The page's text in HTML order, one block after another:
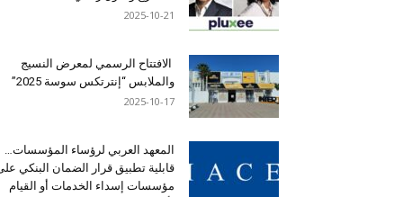
2025-10-21
الافتتاح الرسمي لمعرض النسيج
والملابس “إنترتكس سوسة 2025”
2025-10-17
المعهد العربي لرؤساء المؤسسات…
قابلية تطبيق قرار الضمان البنكي
مؤسسات إسداء الخدمات أو القيام